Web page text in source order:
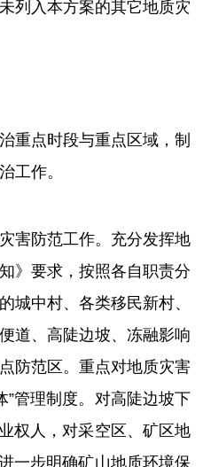
列入本方案的其它地质灾
重点时段与重点区域 ， 制
工作。
害防范工作。充分发挥地
》要求， 按照各自职责分
城中村、 各类移民新村、
道、高陡边坡、冻融影响
防范区。重点对地质灾害
管理制度。对高陡边坡下
权人，对采空区、矿区地
一步明确矿山地质环境保